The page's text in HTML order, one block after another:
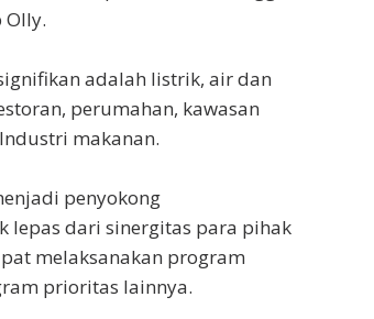
Olly.
adalah listrik, air dan
perumahan, kawasan
makanan.
penyokong
lepas dari sinergitas para pihak
melaksanakan program
prioritas lainnya.